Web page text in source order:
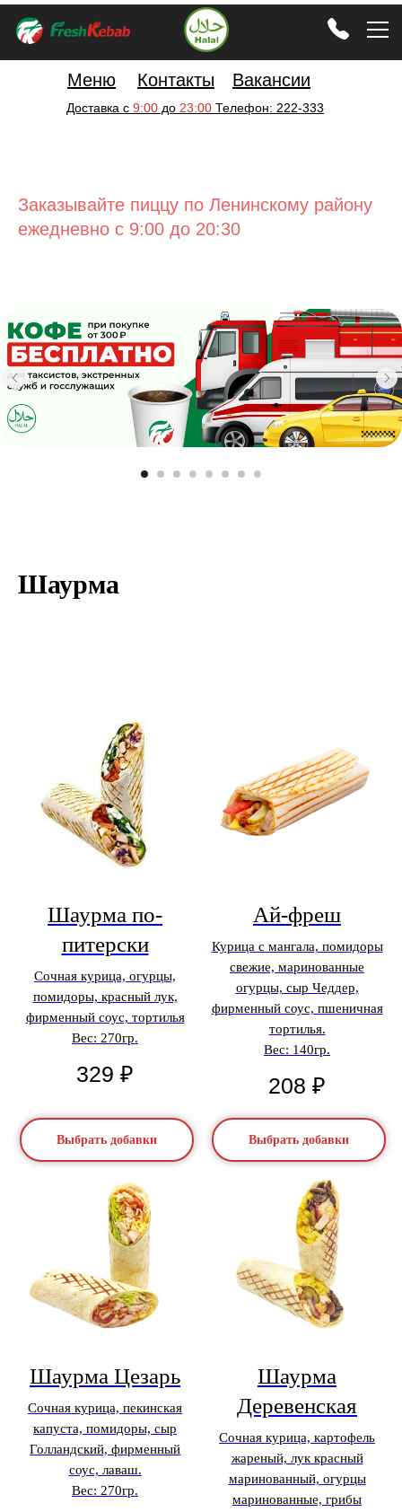
Доставка с 9:00 до 23:00 Телефон: 222-333
Меню Контакты Вакансии
Заказывайте пиццу по Ленинскому району
ежедневно с 9:00 до 20:30
Шаурма
Шаурма по-
питерски
Сочная курица, огурцы,
помидоры, красный лук,
фирменный соус, тортилья
Вес: 270гр.
329 ₽
Выбрать добавки
Ай-фреш
Курица с мангала, помидоры
свежие, маринованные
огурцы, сыр Чеддер,
фирменный соус, пшеничная
тортилья.
Вес: 140гр.
208 ₽
Выбрать добавки
Шаурма Цезарь
Сочная курица, пекинская
капуста, помидоры, сыр
Голландский, фирменный
соус, лаваш.
Вес: 270гр.
Шаурма
Деревенская
Сочная курица, картофель
жареный, лук красный
маринованный, огурцы
маринованные, грибы